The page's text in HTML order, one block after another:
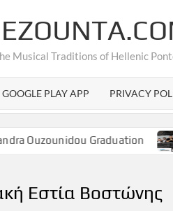
Musical Traditions of Hellenic
GOOGLE PLAY APP PRIVACY
Graduation
Εστία Βοστώνης